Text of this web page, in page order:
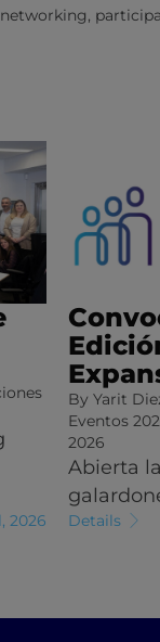
networking,
2026
By Yarit
Eventos
2026
Abierta
Details